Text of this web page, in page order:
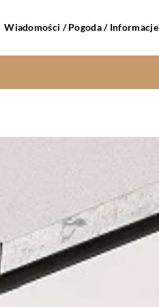
Wiadomości / Pogoda / Informacje